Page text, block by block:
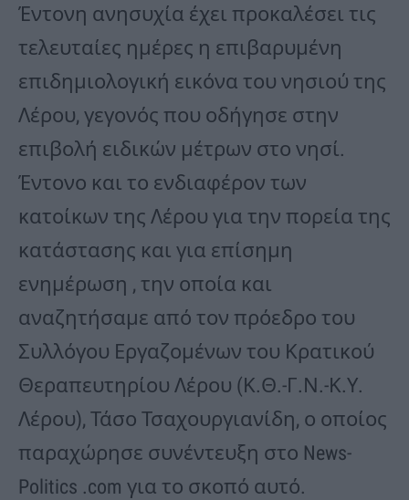
Έντονη ανησυχία έχει προκαλέσει τις
τελευταίες ημέρες η επιβαρυμένη
επιδημιολογική εικόνα του νησιού της
Λέρου, γεγονός που οδήγησε στην
επιβολή ειδικών μέτρων στο νησί.
Έντονο και το ενδιαφέρον των
κατοίκων της Λέρου για την πορεία της
κατάστασης και για επίσημη
ενημέρωση , την οποία και
αναζητήσαμε από τον πρόεδρο του
Συλλόγου Εργαζομένων του Κρατικού
Θεραπευτηρίου Λέρου (Κ.Θ.-Γ.Ν.-Κ.Υ.
Λέρου), Τάσο Τσαχουργιανίδη, ο οποίος
παραχώρησε συνέντευξη στο News-
Politics .com για το σκοπό αυτό.